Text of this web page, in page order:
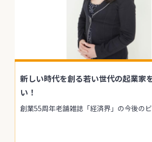
新しい時代を創る若い世代の起業家
い！
創業55周年老舗雑誌「経済界」の今後の